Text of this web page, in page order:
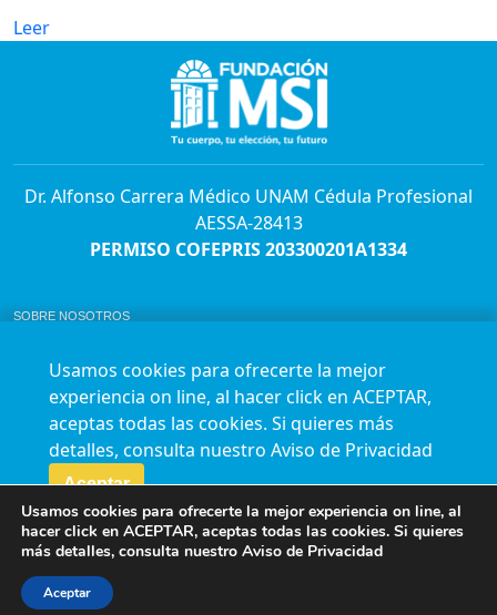
Leer
Dr. Alfonso Carrera Médico UNAM Cédula Profesional
AESSA-28413
PERMISO COFEPRIS 203300201A1334
SOBRE NOSOTROS
AVISO DE PRIVACIDAD
Horario de atención para citas e informes:
Lunes a sábado de 7:00am a 9:00pm
Agenda en línea
24/7 aquí
Síguenos en nuestras redes
Usamos cookies para ofrecerte la mejor
experiencia on line, al hacer click en ACEPTAR,
aceptas todas las cookies. Si quieres más
detalles, consulta nuestro Aviso de Privacidad
Aceptar
Usamos cookies para ofrecerte la mejor experiencia on line, al
hacer click en ACEPTAR, aceptas todas las cookies. Si quieres
más detalles, consulta nuestro Aviso de Privacidad
Aceptar